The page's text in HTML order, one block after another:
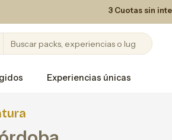
3 Cuotas sin
Experiencias únicas